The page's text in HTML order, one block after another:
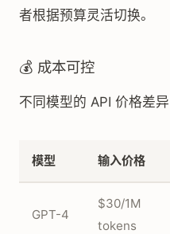
者根据预算灵活切换。
💰 成本可控
不同模型的 API 价格差异
模型 输入价格
GPT-4
$30/1M
tokens